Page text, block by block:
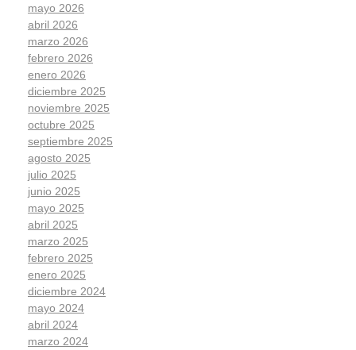
mayo 2026
abril 2026
marzo 2026
febrero 2026
enero 2026
diciembre 2025
noviembre 2025
octubre 2025
septiembre 2025
agosto 2025
julio 2025
junio 2025
mayo 2025
abril 2025
marzo 2025
febrero 2025
enero 2025
diciembre 2024
mayo 2024
abril 2024
marzo 2024